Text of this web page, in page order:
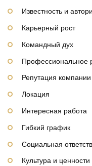
Известность и
Карьерный рост
Командный дух
Профессиональное
Репутация компании
Локация
Интересная работа
Гибкий график
Социальная
Культура и